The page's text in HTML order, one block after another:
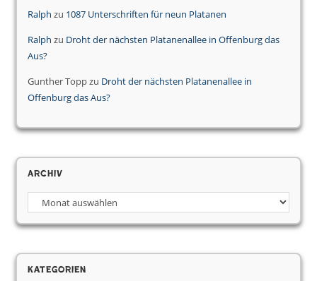
Ralph zu 1087 Unterschriften für neun Platanen
Ralph zu Droht der nächsten Platanenallee in Offenburg das
Aus?
Gunther Toppzu Droht der nächsten Platanenallee in
Offenburg das Aus?
Archiv
Kategorien